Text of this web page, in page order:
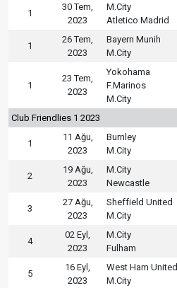
1
30 Tem,
2023
M.City
Atletico Madrid
1
26 Tem,
2023
Bayern Munih
M.City
1
23 Tem,
2023
Yokohama
F.Marinos
M.City
Club Friendlies 1 2023
1
11 Ağu,
2023
Burnley
M.City
2
19 Ağu,
2023
M.City
Newcastle
3
27 Ağu,
2023
Sheffield United
M.City
4
02 Eyl,
2023
M.City
Fulham
5
16 Eyl,
2023
West Ham United
M.City